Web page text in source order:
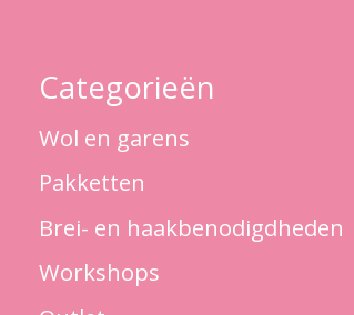
Categorieën
Wol en garens
Pakketten
Brei- en haakbenodigdheden
Workshops